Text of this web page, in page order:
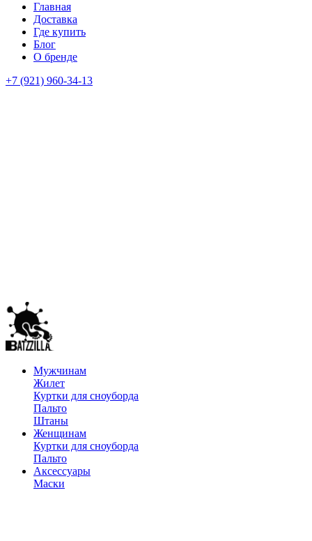
Главная
Доставка
Где купить
Блог
О бренде
+7 (921) 960-34-13
Мужчинам
Жилет
Куртки для сноуборда
Пальто
Штаны
Женщинам
Куртки для сноуборда
Пальто
Аксессуары
Маски